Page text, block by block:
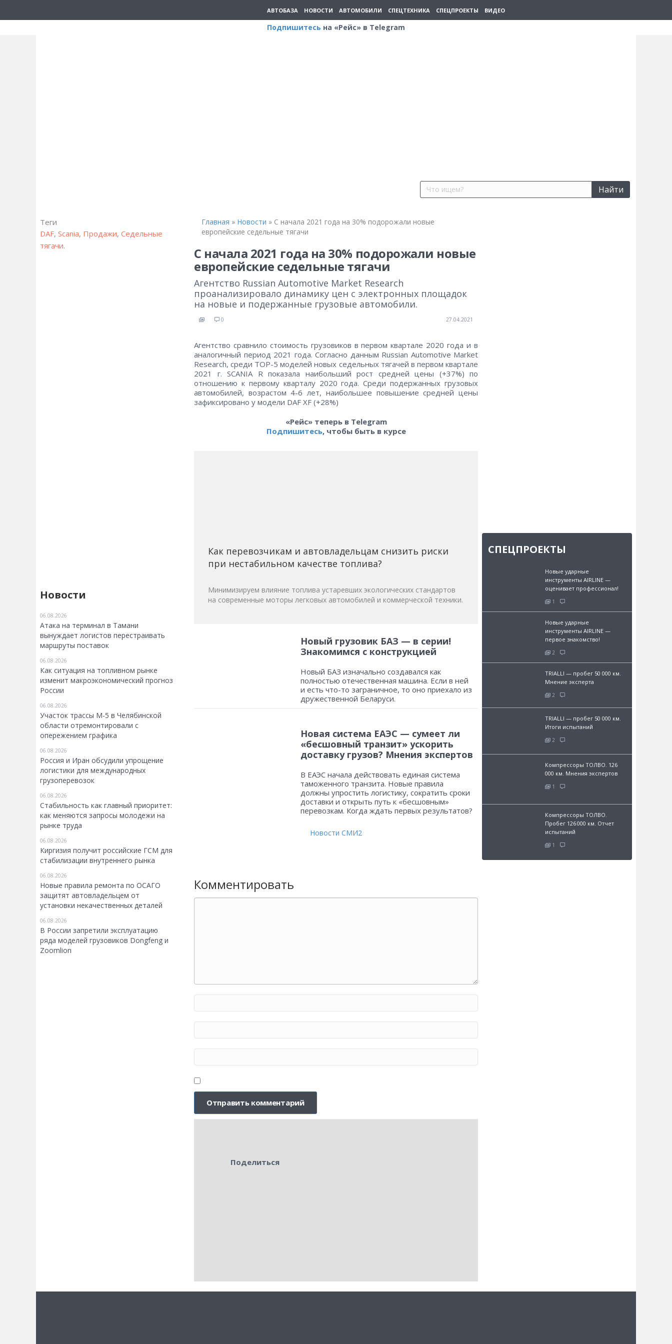
АВТОБАЗА НОВОСТИ АВТОМОБИЛИ СПЕЦТЕХНИКА СПЕЦПРОЕКТЫ ВИДЕО
Подпишитесь на «Рейс» в Telegram
Найти
Теги
DAF, Scania, Продажи, Седельные
тягачи.
Новости
06.08.2026
Атака на терминал в Тамани
вынуждает логистов перестраивать
маршруты поставок
06.08.2026
Как ситуация на топливном рынке
изменит макроэкономический прогноз
России
06.08.2026
Участок трассы М-5 в Челябинской
области отремонтировали с
опережением графика
06.08.2026
Россия и Иран обсудили упрощение
логистики для международных
грузоперевозок
06.08.2026
Стабильность как главный приоритет:
как меняются запросы молодежи на
рынке труда
06.08.2026
Киргизия получит российские ГСМ для
стабилизации внутреннего рынка
06.08.2026
Новые правила ремонта по ОСАГО
защитят автовладельцем от
установки некачественных деталей
06.08.2026
В России запретили эксплуатацию
ряда моделей грузовиков Dongfeng и
Zoomlion
Главная » Новости » С начала 2021 года на 30% подорожали новые
европейские седельные тягачи
С начала 2021 года на 30% подорожали новые
европейские седельные тягачи
Агентство Russian Automotive Market Research
проанализировало динамику цен с электронных площадок
на новые и подержанные грузовые автомобили.
0 27.04.2021
Агентство сравнило стоимость грузовиков в первом квартале 2020 года и в
аналогичный период 2021 года. Согласно данным Russian Automotive Market
Research, среди ТОР-5 моделей новых седельных тягачей в первом квартале
2021 г. SCANIA R показала наибольший рост средней цены (+37%) по
отношению к первому кварталу 2020 года. Среди подержанных грузовых
автомобилей, возрастом 4-6 лет, наибольшее повышение средней цены
зафиксировано у модели DAF XF (+28%)
«Рейс» теперь в Telegram
Подпишитесь, чтобы быть в курсе
Как перевозчикам и автовладельцам снизить риски
при нестабильном качестве топлива?
Минимизируем влияние топлива устаревших экологических стандартов
на современные моторы легковых автомобилей и коммерческой техники.
Новый грузовик БАЗ — в серии!
Знакомимся с конструкцией
Новый БАЗ изначально создавался как
полностью отечественная машина. Если в ней
и есть что-то заграничное, то оно приехало из
дружественной Беларуси.
Новая система ЕАЭС — сумеет ли
«бесшовный транзит» ускорить
доставку грузов? Мнения экспертов
В ЕАЭС начала действовать единая система
таможенного транзита. Новые правила
должны упростить логистику, сократить сроки
доставки и открыть путь к «бесшовным»
перевозкам. Когда ждать первых результатов?
Новости СМИ2
Комментировать
Поделиться
СПЕЦПРОЕКТЫ
Новые ударные
инструменты AIRLINE —
оценивает профессионал!
1
Новые ударные
инструменты AIRLINE —
первое знакомство!
2
TRIALLI — пробег 50 000 км.
Мнение эксперта
2
TRIALLI — пробег 50 000 км.
Итоги испытаний
2
Компрессоры ТОЛВО. 126
000 км. Мнения экспертов
1
Компрессоры ТОЛВО.
Пробег 126 000 км. Отчет
испытаний
1